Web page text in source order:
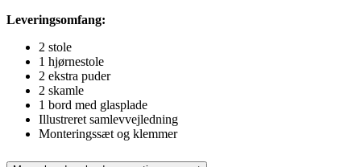
Leveringsomfang:
2 stole
1 hjørnestole
2 ekstra puder
2 skamle
1 bord med glasplade
Illustreret samlevvejledning
Monteringssæt og klemmer